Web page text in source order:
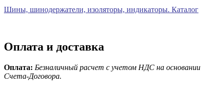
Шины, шинодержатели, изоляторы, индикаторы. Каталог
Оплата и доставка
Оплата: Безналичный расчет с учетом НДС на основании
Счета-Договора.